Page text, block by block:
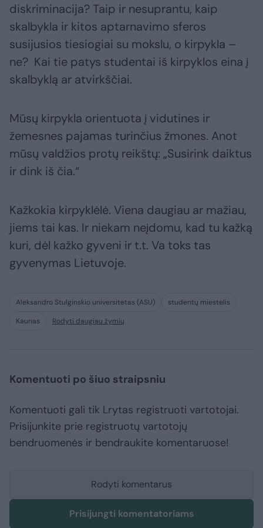
diskriminacija? Taip ir nesuprantu, kaip
skalbykla ir kitos aptarnavimo sferos
susijusios tiesiogiai su mokslu, o kirpykla –
ne? Kai tie patys studentai iš kirpyklos eina į
skalbyklą ar atvirkščiai.
Mūsų kirpykla orientuota į vidutines ir
žemesnes pajamas turinčius žmones. Anot
mūsų valdžios protų reikštų: „Susirink daiktus
ir dink iš čia.“
Kažkokia kirpyklėlė. Viena daugiau ar mažiau,
jiems tai kas. Ir niekam neįdomu, kad tu kažką
kuri, dėl kažko gyveni ir t.t. Va toks tas
gyvenymas Lietuvoje.
Aleksandro Stulginskio universitetas (ASU)
studentų miestelis
Kaunas
Rodyti daugiau žymių
Komentuoti po šiuo straipsniu
Komentuoti gali tik Lrytas registruoti vartotojai.
Prisijunkite prie registruotų vartotojų
bendruomenės ir bendraukite komentaruose!
Rodyti komentarus
Prisijungti komentatoriams